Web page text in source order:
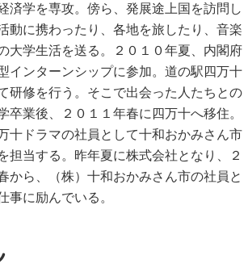
済学を専攻。傍ら、発展途上国を訪問し
動に携わったり、各地を旅したり、音楽
大学生活を送る。２０１０年夏、内閣府
インターンシップに参加。道の駅四万十
研修を行う。そこで出会った人たちとの
卒業後、２０１１年春に四万十へ移住。
十ドラマの社員として十和おかみさん市
担当する。昨年夏に株式会社となり、２
から、（株）十和おかみさん市の社員と
事に励んでいる。